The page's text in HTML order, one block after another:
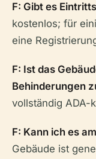
F: Gibt es
kostenlos; für
eine
F: Ist das
Behinderungen
vollständig ADA-
F: Kann ich es
Gebäude ist